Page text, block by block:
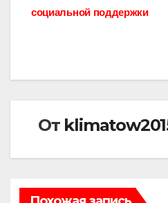
социальной поддержки
От